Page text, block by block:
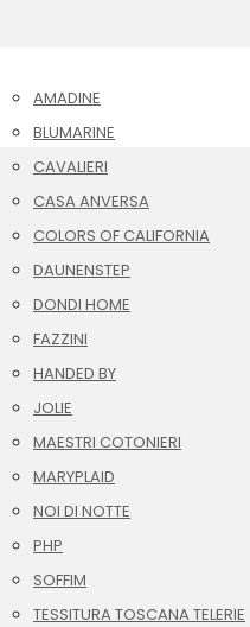
AMADINE
BLUMARINE
CAVALIERI
CASA ANVERSA
COLORS OF CALIFORNIA
DAUNENSTEP
DONDI HOME
FAZZINI
HANDED BY
JOLIE
MAESTRI COTONIERI
MARYPLAID
NOI DI NOTTE
PHP
SOFFIM
TESSITURA TOSCANA TELERIE